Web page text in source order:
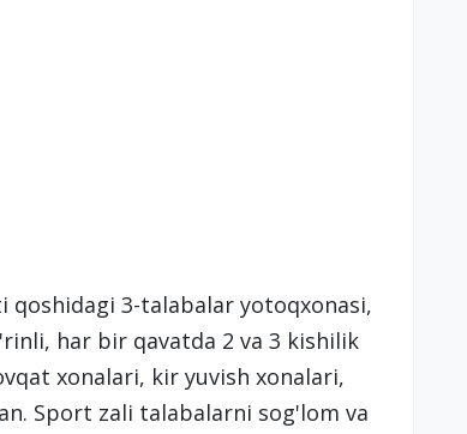
3-talabalar yotoqxonasi,
har bir qavatda 2 va 3 kishilik
xonalari, kir yuvish xonalari,
Sport zali talabalarni sog'lom va